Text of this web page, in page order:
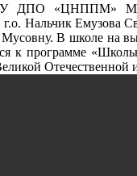
ДПО «ЦНППМ»
Емузова
В школе на
к программе